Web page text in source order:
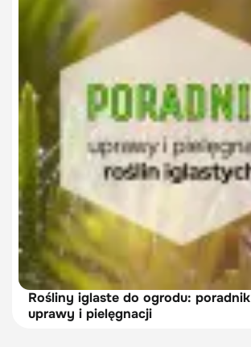
Rośliny iglaste do ogrodu: poradnik
uprawy i pielęgnacji